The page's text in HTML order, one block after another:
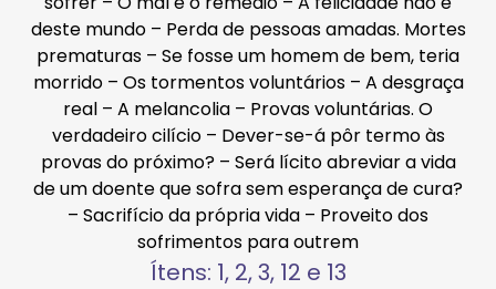
deste mundo – Perda de pessoas amadas. Mortes
prematuras – Se fosse um homem de bem, teria
morrido – Os tormentos voluntários – A desgraça
real – A melancolia – Provas voluntárias. O
verdadeiro cilício – Dever-se-á pôr termo às
provas do próximo? – Será lícito abreviar a vida
de um doente que sofra sem esperança de cura?
– Sacrifício da própria vida – Proveito dos
sofrimentos para outrem
Ítens: 1, 2, 3, 12 e 13